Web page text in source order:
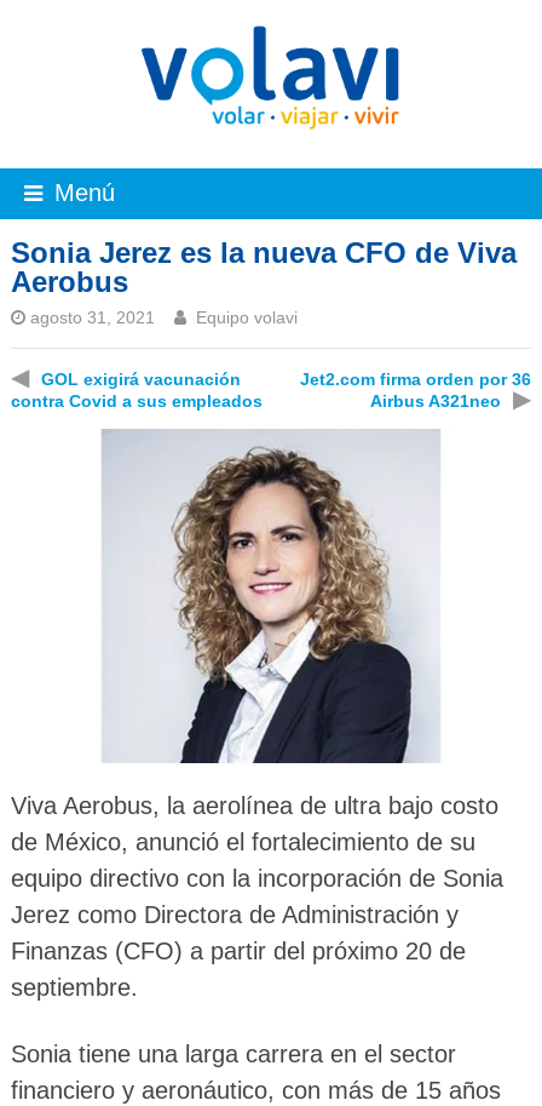
Menú
Sonia Jerez es la nueva CFO de Viva
Aerobus
agosto 31, 2021 Equipo volavi
◀
GOL exigirá vacunación
contra Covid a sus empleados
Jet2.com firma orden por 36
Airbus A321neo
▶
Viva Aerobus, la aerolínea de ultra bajo costo
de México, anunció el fortalecimiento de su
equipo directivo con la incorporación de Sonia
Jerez como Directora de Administración y
Finanzas (CFO) a partir del próximo 20 de
septiembre.
Sonia tiene una larga carrera en el sector
financiero y aeronáutico, con más de 15 años